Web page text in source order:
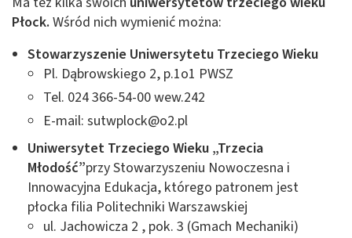
Płock.Wśród nich wymienić można:
Stowarzyszenie Uniwersytetu Trzeciego Wieku
Pl. Dąbrowskiego 2, p.1o1 PWSZ
Tel. 024 366-54-00 wew.242
E-mail: sutwplock@o2.pl
Uniwersytet Trzeciego Wieku „Trzecia
Młodość”przy Stowarzyszeniu Nowoczesna i
Innowacyjna Edukacja, którego patronem jest
płocka filia Politechniki Warszawskiej
ul. Jachowicza 2 , pok. 3 (Gmach Mechaniki)